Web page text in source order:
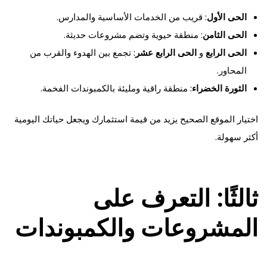
الحى الأول: قريب من الخدمات الأساسية والمدارس.
الحى الثامن: منطقة حيوية وتضم مشروعات حديثة.
الحى الرابع والحى الرابع عشر : تجمع بين الهدوء والقرب من
المحاور.
الثورة الخضراء: منطقة راقية ومليئة بالكمبوندات الفخمة.
اختيار الموقع الصحيح يزيد من قيمة استثمارك ويجعل حياتك اليومية
أكثر سهولة.
ثالثًا: التعرف على
المشروعات والكمبوندات